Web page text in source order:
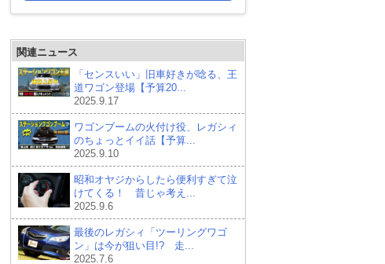
関連ニュース
「センスいい」旧車好きが唸る、王
道ワゴン登場【予算20...
2025.9.17
ワゴンブームの火付け役、レガシィ
のちょっとイイ話【予算...
2025.9.10
昭和オヤジからしたら便利すぎて泣
けてくる！ 昔じゃ考え...
2025.9.6
最後のレガシィ「ツーリングワゴ
ン」は今が狙い目!? 走...
2025.7.6